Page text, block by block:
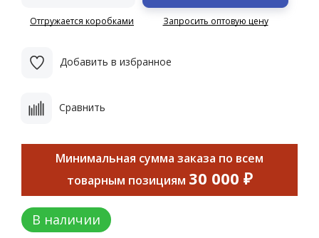
Отгружается коробками Запросить оптовую цену
Добавить в избранное
Сравнить
Минимальная сумма заказа по всем
товарным позициям 30 000 ₽
В наличии